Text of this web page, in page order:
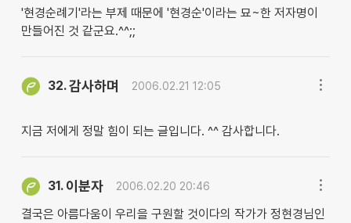
'현경순례기'라는 부제 때문에 '현경순'이라는 묘~한 저자명이
만들어진 것 같군요.^^;;
32.감사하며 2006.02.21 12:05
지금 저에게 정말 힘이 되는 글입니다. ^^ 감사합니다.
31. 이분자 2006.02.20 20:46
결국은 아름다움이 우리을 구원할 것이다의 작가가 정현경님인